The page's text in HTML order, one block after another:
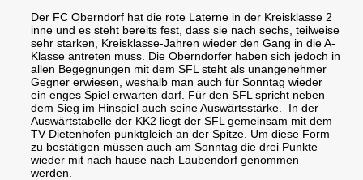
Der FC Oberndorf hat die rote Laterne in der Kreisklasse 2
inne und es steht bereits fest, dass sie nach sechs, teilweise
sehr starken, Kreisklasse-Jahren wieder den Gang in die A-
Klasse antreten muss. Die Oberndorfer haben sich jedoch in
allen Begegnungen mit dem SFL steht als unangenehmer
Gegner erwiesen, weshalb man auch für Sonntag wieder
ein enges Spiel erwarten darf. Für den SFL spricht neben
dem Sieg im Hinspiel auch seine Auswärtsstärke. In der
Auswärtstabelle der KK2 liegt der SFL gemeinsam mit dem
TV Dietenhofen punktgleich an der Spitze. Um diese Form
zu bestätigen müssen auch am Sonntag die drei Punkte
wieder mit nach hause nach Laubendorf genommen
werden.